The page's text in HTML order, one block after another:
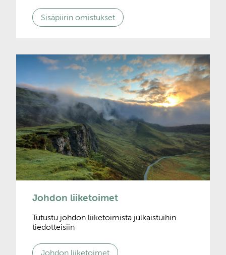
Sisäpiirin omistukset
Johdon liiketoimet
Tutustu johdon liiketoimista julkaistuihin
tiedotteisiin
Johdon liiketoimet